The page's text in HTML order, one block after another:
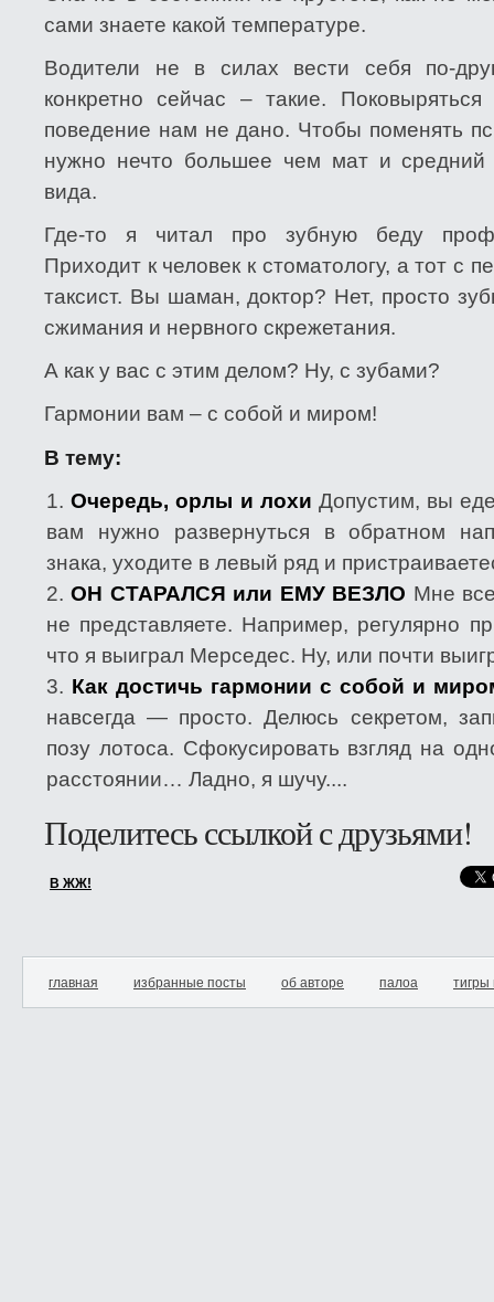
сами знаете какой температуре.
Водители не в силах вести себя по-
конкретно сейчас – такие.
поведение нам не дано. Чтобы поменять
нужно нечто большее чем мат и средний
вида.
Где-то я читал про зубную беду
Приходит к человек к стоматологу, а тот с
таксист. Вы шаман, доктор? Нет, просто
сжимания и нервного скрежетания.
А как у вас с этим делом? Ну, с зубами?
Гармонии вам – с собой и миром!
В тему:
Очередь, орлы и лохи Допустим, вы
вам нужно развернуться в обратном
знака, уходите в левый ряд и
ОН СТАРАЛСЯ или ЕМУ ВЕЗЛО Мне
не представляете. Например, регулярно
что я выиграл Мерседес. Ну, или почти
Как достичь гармонии с собой и
навсегда — просто. Делюсь секретом,
позу лотоса. Сфокусировать взгляд на
расстоянии… Ладно, я шучу....
Поделитесь ссылкой с друзьями!
В ЖЖ!
главная избранные посты об авторе палоа тигры